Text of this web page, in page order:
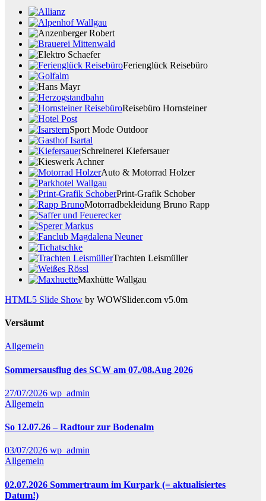
Ferienglück Reisebüro
Reisebüro Hornsteiner
Sport Mode Outdoor
Schreinerei Kiefersauer
Auto & Motorrad Holzer
Print-Grafik Schober
Motorradbekleidung Bruno Rapp
Trachten Leismüller
Maxhütte Wallgau
HTML5 Slide Show by WOWSlider.com v5.0m
Versäumt
Allgemein
Sommersausflug des SCW am 07./08.Aug 2026
27/07/2026 wp_admin
Allgemein
So 12.07.26 – Radtour zur Bodenalm
03/07/2026 wp_admin
Allgemein
02.07.2026 Sommertraum im Kurpark (= aktualisiertes
Datum!)